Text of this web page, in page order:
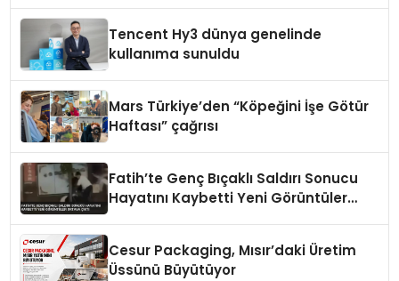
Tencent Hy3 dünya genelinde
kullanıma sunuldu
Mars Türkiye’den “Köpeğini İşe Götür
Haftası” çağrısı
Fatih’te Genç Bıçaklı Saldırı Sonucu
Hayatını Kaybetti Yeni Görüntüler
Cesur Packaging, Mısır’daki Üretim
Üssünü Büyütüyor